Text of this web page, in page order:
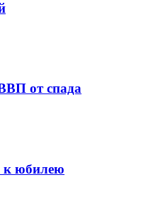
от спада
к юбилею